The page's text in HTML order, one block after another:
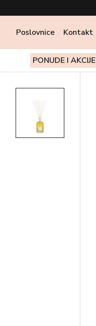
Poslovnice Kontakt
PONUDE I AKCIJE